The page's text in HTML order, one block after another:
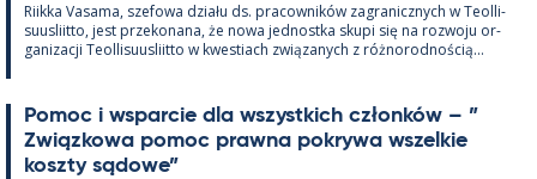
Riikka Va­sama, sze­fowa działu ds. pracow­ników za­gra­nicz­nych w Teol­li­
suus­liitto, jest prze­ko­nana, że nowa jed­nostka skupi się na rozwoju or­
ga­nizacji Teol­li­suus­liitto w kwes­tiach związa­nych z róż­no­rod­nością...
Po­moc i ws­parcie dla wszyst­kich członków – ”
Związ­kowa po­moc prawna pok­rywa wszel­kie
koszty są­dowe”